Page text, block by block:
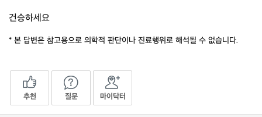
건승하세요
* 본 답변은 참고용으로 의학적 판단이나 진료행위로 해석될 수 없습니다.
추천 질문 마이닥터